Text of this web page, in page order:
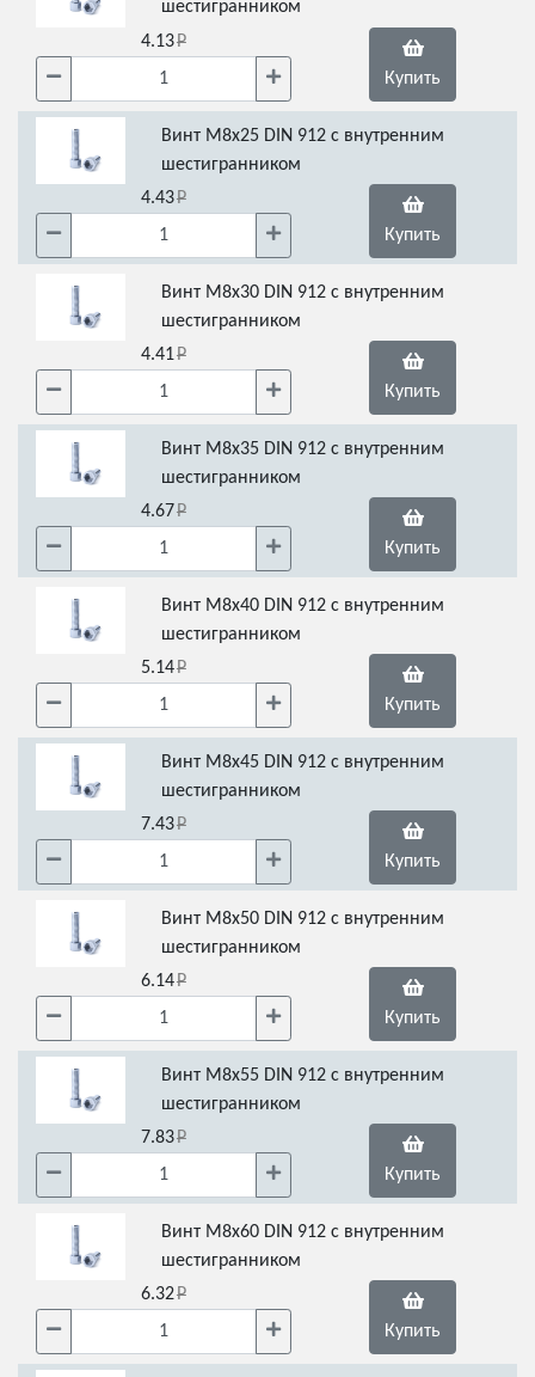
шестигранником
4.13
Купить
Винт М8х25 DIN 912 с внутренним
шестигранником
4.43
Купить
Винт М8х30 DIN 912 с внутренним
шестигранником
4.41
Купить
Винт М8х35 DIN 912 с внутренним
шестигранником
4.67
Купить
Винт М8х40 DIN 912 с внутренним
шестигранником
5.14
Купить
Винт М8х45 DIN 912 с внутренним
шестигранником
7.43
Купить
Винт М8х50 DIN 912 с внутренним
шестигранником
6.14
Купить
Винт М8х55 DIN 912 с внутренним
шестигранником
7.83
Купить
Винт М8х60 DIN 912 с внутренним
шестигранником
6.32
Купить